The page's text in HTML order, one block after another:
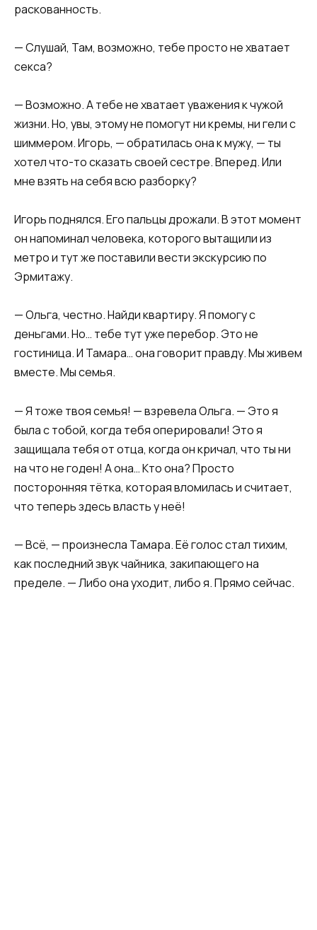
раскованность.
— Слушай, Там, возможно, тебе просто не хватает
секса?
— Возможно. А тебе не хватает уважения к чужой
жизни. Но, увы, этому не помогут ни кремы, ни гели с
шиммером. Игорь, — обратилась она к мужу, — ты
хотел что-то сказать своей сестре. Вперед. Или
мне взять на себя всю разборку?
Игорь поднялся. Его пальцы дрожали. В этот момент
он напоминал человека, которого вытащили из
метро и тут же поставили вести экскурсию по
Эрмитажу.
— Ольга, честно. Найди квартиру. Я помогу с
деньгами. Но… тебе тут уже перебор. Это не
гостиница. И Тамара… она говорит правду. Мы живем
вместе. Мы семья.
— Я тоже твоя семья! — взревела Ольга. — Это я
была с тобой, когда тебя оперировали! Это я
защищала тебя от отца, когда он кричал, что ты ни
на что не годен! А она… Кто она? Просто
посторонняя тётка, которая вломилась и считает,
что теперь здесь власть у неё!
— Всё, — произнесла Тамара. Её голос стал тихим,
как последний звук чайника, закипающего на
пределе. — Либо она уходит, либо я. Прямо сейчас.